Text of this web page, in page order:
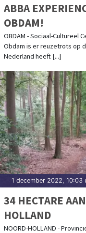
ABBA
OBDAM!
OBDAM - Sociaal-Cultureel
Obdam is er reuzetrots op
Nederland heeft [...]
1 december 2022, 10:03
34 HECTARE
HOLLAND
NOORD-HOLLAND -